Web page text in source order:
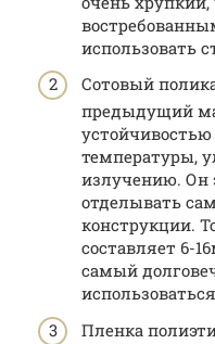
использовать
Сотовый
предыдущий
температуры,
излучению.
отделывать
конструкции.
составляет 6-
самый
Пленка